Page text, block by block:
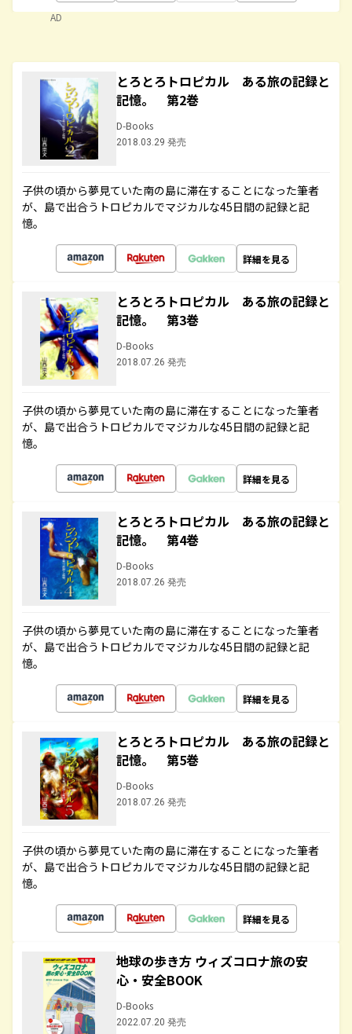
AD
とろとろトロピカル ある旅の記録と
記憶。 第2巻
D-Books
2018.03.29 発売
子供の頃から夢見ていた南の島に滞在することになった筆者
が、島で出合うトロピカルでマジカルな45日間の記録と記
憶。
詳細を見る
とろとろトロピカル ある旅の記録と
記憶。 第3巻
D-Books
2018.07.26 発売
子供の頃から夢見ていた南の島に滞在することになった筆者
が、島で出合うトロピカルでマジカルな45日間の記録と記
憶。
詳細を見る
とろとろトロピカル ある旅の記録と
記憶。 第4巻
D-Books
2018.07.26 発売
子供の頃から夢見ていた南の島に滞在することになった筆者
が、島で出合うトロピカルでマジカルな45日間の記録と記
憶。
詳細を見る
とろとろトロピカル ある旅の記録と
記憶。 第5巻
D-Books
2018.07.26 発売
子供の頃から夢見ていた南の島に滞在することになった筆者
が、島で出合うトロピカルでマジカルな45日間の記録と記
憶。
詳細を見る
地球の歩き方 ウィズコロナ旅の安
心・安全BOOK
D-Books
2022.07.20 発売